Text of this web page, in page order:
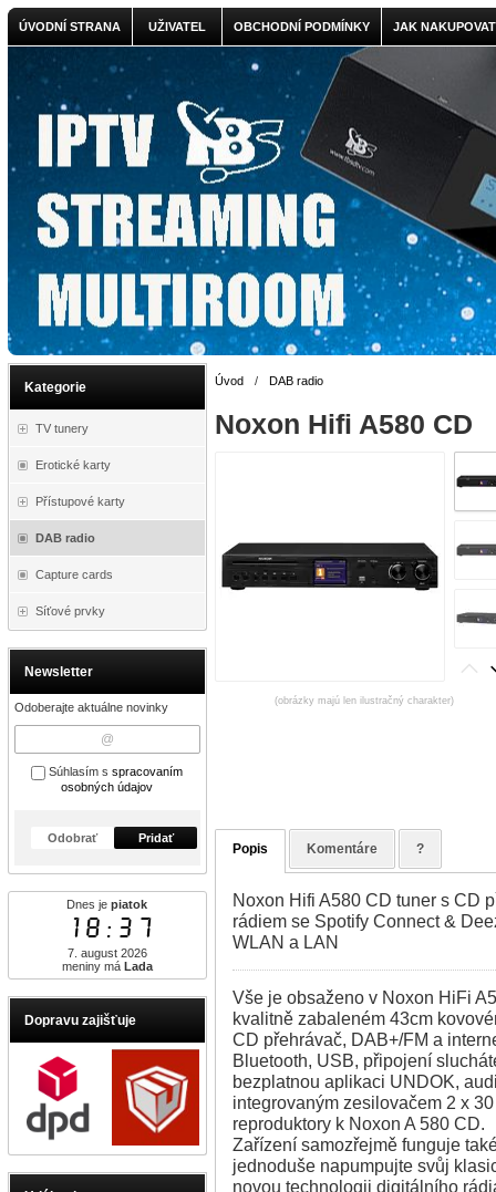
ÚVODNÍ STRANA UŽIVATEL OBCHODNÍ PODMÍNKY JAK NAKUPOVAT
Kategorie
TV tunery
Erotické karty
Přístupové karty
DAB radio
Capture cards
Síťové prvky
Newsletter
Odoberajte aktuálne novinky
Súhlasím sspracovaním
osobných údajov
Odobrať Pridať
Dnes jepiatok
18:37
7. august 2026
meniny má Lada
Dopravu zajišťuje
Úvod / DAB radio
Noxon Hifi A580 CD
(obrázky majú len ilustračný charakter)
Popis Komentáre ?
Noxon Hifi A580 CD tuner s CD
rádiem se Spotify Connect &
WLAN a LAN
Vše je obsaženo v Noxon HiFi
kvalitně zabaleném 43cm
CD přehrávač, DAB+/FM a
Bluetooth, USB, připojení
bezplatnou aplikaci UNDOK,
integrovaným zesilovačem 2 x
reproduktory k Noxon A 580 CD.
Zařízení samozřejmě funguje
jednoduše napumpujte svůj
novou technologii digitálního